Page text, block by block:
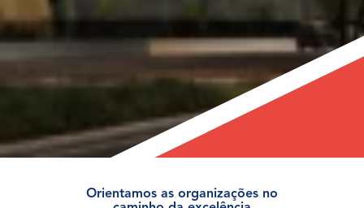
Orientamos as organizações no